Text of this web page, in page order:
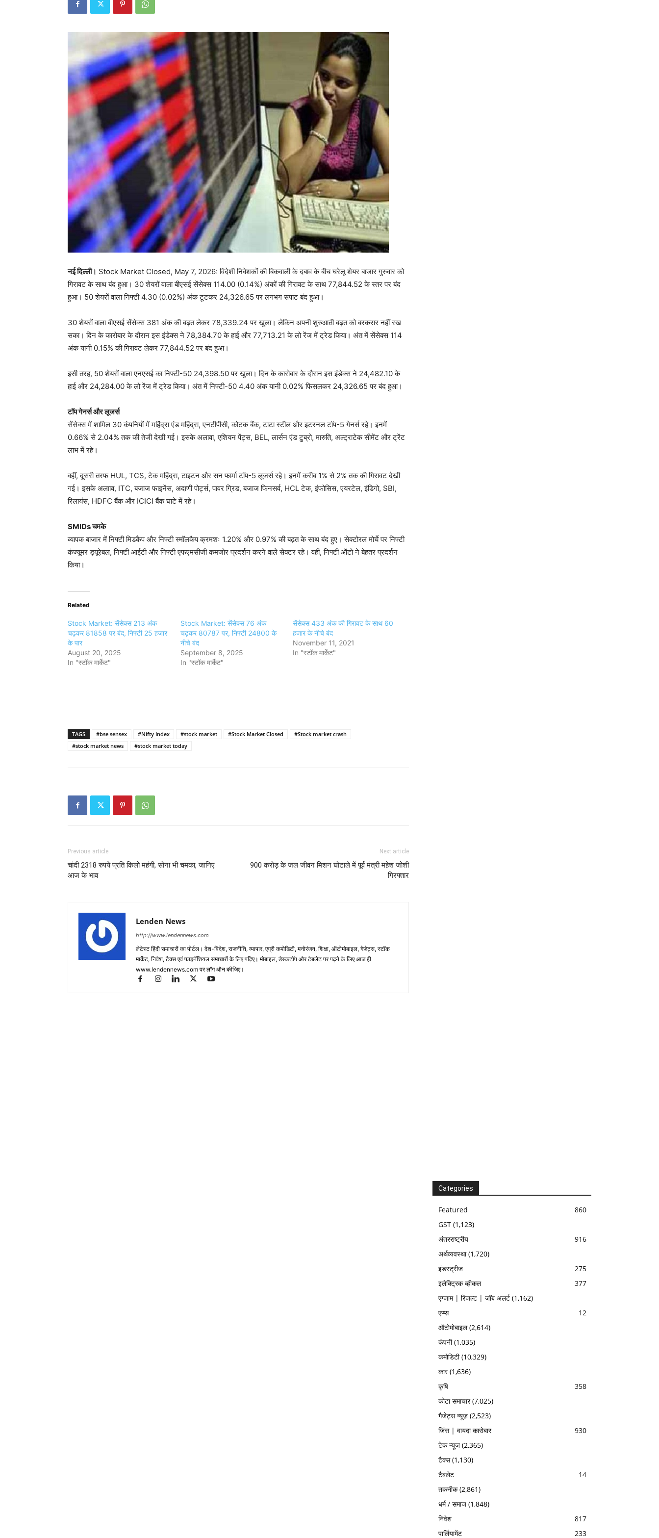
नई दिल्ली। Stock Market Closed, May 7, 2026: विदेशी निवेशकों की बिकवाली के दबाव के बीच घरेलू शेयर बाजार गुरुवार को
गिरावट के साथ बंद हुआ। 30 शेयरों वाला बीएसई सेंसेक्स 114.00 (0.14%) अंकों की गिरावट के साथ 77,844.52 के स्तर पर बंद
हुआ। 50 शेयरों वाला निफ्टी 4.30 (0.02%) अंक टूटकर 24,326.65 पर लगभग सपाट बंद हुआ।
30 शेयरों वाला बीएसई सेंसेक्स 381 अंक की बढ़त लेकर 78,339.24 पर खुला। लेकिन अपनी शुरुआती बढ़त को बरकरार नहीं रख
सका। दिन के कारोबार के दौरान इस इंडेक्स ने 78,384.70 के हाई और 77,713.21 के लो रेंज में ट्रेड किया। अंत में सेंसेक्स 114
अंक यानी 0.15% की गिरावट लेकर 77,844.52 पर बंद हुआ।
इसी तरह, 50 शेयरों वाला एनएसई का निफ्टी-50 24,398.50 पर खुला। दिन के कारोबार के दौरान इस इंडेक्स ने 24,482.10 के
हाई और 24,284.00 के लो रेंज में ट्रेड किया। अंत में निफ्टी-50 4.40 अंक यानी 0.02% फिसलकर 24,326.65 पर बंद हुआ।
टॉप गेनर्स और लूजर्स
सेंसेक्स में शामिल 30 कंपनियों में महिंद्रा एंड महिंद्रा, एनटीपीसी, कोटक बैंक, टाटा स्टील और इटरनल टॉप-5 गेनर्स रहे। इनमें
0.66% से 2.04% तक की तेजी देखी गई। इसके अलावा, एशियन पेंट्स, BEL, लार्सन एंड टुब्रो, मारुति, अल्ट्राटेक सीमेंट और ट्रेंट
लाभ में रहे।
वहीं, दूसरी तरफ HUL, TCS, टेक महिंद्रा, टाइटन और सन फार्मा टॉप-5 लूजर्स रहे। इनमें करीब 1% से 2% तक की गिरावट देखी
गई। इसके अलााव, ITC, बजाज फाइनेंस, अदाणी पोर्ट्स, पावर ग्रिड, बजाज फिनसर्व, HCL टेक, इंफोसिस, एयरटेल, इंडिगो, SBI,
रिलायंस, HDFC बैंक और ICICI बैंक घाटे में रहे।
SMIDs चमके
व्यापक बाजार में निफ्टी मिडकैप और निफ्टी स्मॉलकैप क्रमशः 1.20% और 0.97% की बढ़त के साथ बंद हुए। सेक्टोरल मोर्चे पर निफ्टी
कंज्यूमर ड्यूरेबल, निफ्टी आईटी और निफ्टी एफएमसीजी कमजोर प्रदर्शन करने वाले सेक्टर रहे। वहीं, निफ्टी ऑटो ने बेहतर प्रदर्शन
किया।
Related
Stock Market: सेंसेक्स 213 अंक
चढ़कर 81858 पर बंद, निफ्टी 25 हजार
के पार
August 20, 2025
In "स्टॉक मार्केट"
Stock Market: सेंसेक्स 76 अंक
चढ़कर 80787 पर, निफ्टी 24800 के
नीचे बंद
September 8, 2025
In "स्टॉक मार्केट"
सेंसेक्स 433 अंक की गिरावट के साथ 60
हजार के नीचे बंद
November 11, 2021
In "स्टॉक मार्केट"
TAGS #bse sensex #Nifty Index #stock market #Stock Market Closed
#Stock market crash
#stock market news
#stock market today
Previous article
चांदी 2318 रुपये प्रति किलो महंगी, सोना भी चमका, जानिए
आज के भाव
Next article
900 करोड़ के जल जीवन मिशन घोटाले में पूर्व मंत्री महेश जोशी
गिरफ्तार
Lenden News
http://www.lendennews.com
लेटेस्ट हिंदी समाचारों का पोर्टल। देश-विदेश, राजनीति, व्यापार, एग्री कमोडिटी, मनोरंजन, शिक्षा, ऑटोमोबाइल, गेजेट्स, स्टॉक
मार्केट, निवेश, टैक्स एवं फाइनेंशियल समाचारों के लिए पढ़िए। मोबाइल, डेस्कटॉप और टेबलेट पर पढ़ने के लिए आज ही
www.lendennews.com पर लॉग ऑन कीजिए।
Categories
Featured
860
GST (1,123)
अंतरराष्ट्रीय
916
अर्थव्यवस्था(1,720)
इंडस्ट्रीज
275
इलेक्ट्रिक व्हीकल
377
एग्जाम | रिजल्ट | जॉब अलर्ट (1,162)
एप्प्स
12
ऑटोमोबाइल(2,614)
कंपनी(1,035)
कमोडिटी(10,329)
कार(1,636)
कृषि
358
कोटा समाचार(7,025)
गैजेट्स न्यूज़ (2,523)
जिंस | वायदा कारोबार
930
टेक न्यूज (2,365)
टैक्स(1,130)
टैबलेट
14
तकनीक(2,861)
धर्म / समाज (1,848)
निवेश
817
पार्लियामेंट
233